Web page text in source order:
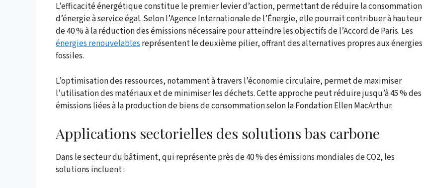
L’efficacité énergétique constitue le premier levier d’action, permettant de réduire la consommation
d’énergie à service égal. Selon l’Agence Internationale de l’Énergie, elle pourrait contribuer à hauteur
de 40 % à la réduction des émissions nécessaire pour atteindre les objectifs de l’Accord de Paris. Les
énergies renouvelablesreprésentent le deuxième pilier, offrant des alternatives propres aux énergies
fossiles.
L’optimisation des ressources, notamment à travers l’économie circulaire, permet de maximiser
l’utilisation des matériaux et de minimiser les déchets. Cette approche peut réduire jusqu’à 45 % des
émissions liées à la production de biens de consommation selon la Fondation Ellen MacArthur.
Applications sectorielles des solutions bas carbone
Dans le secteur du bâtiment, qui représente près de 40 % des émissions mondiales de CO2, les
solutions incluent :